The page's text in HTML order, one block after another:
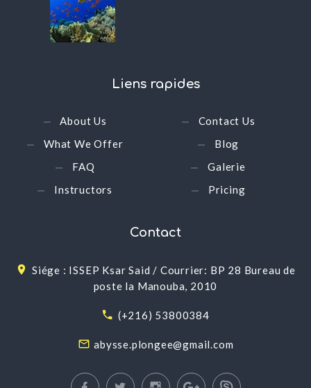
Liens rapides
About Us
What We Offer
FAQ
Instructors
Contact Us
Blog
Galerie
Pricing
Contact
Siége : ISSEP Ksar Said / Courrier: BP 28 Bureau de
poste la Manouba, 2010
(+216) 53800384
abysse.plongee@gmail.com